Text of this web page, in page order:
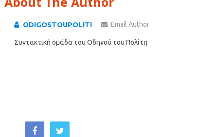
ODIGOSTOUPOLITI Email Author
Συντακτική ομάδα του Οδηγού του Πολίτη